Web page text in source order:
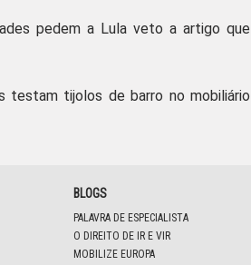
pedem a Lula veto a artigo que
testam tijolos de barro no mobiliário
BLOGS
PALAVRA DE ESPECIALISTA
O DIREITO DE IR E VIR
MOBILIZE EUROPA